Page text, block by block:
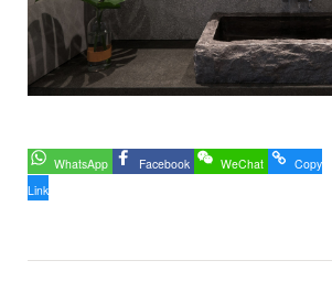
WhatsApp Facebook WeChat
Copy
Link